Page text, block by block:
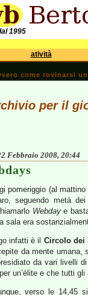
1995
atività
come rovinarsi
per il
Febbraio 2008, 20:44
pomeriggio (al
seguendo metà
Webdaye
sala era
infatti è il Circolo dei
da mente umana,
da vari livelli
un’élite e che tutti
verso le 14,45